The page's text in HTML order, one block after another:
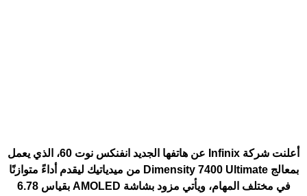
أعلنت شركة Infinix عن هاتفها الجديد انفنكس نوت 60
، الذي يعمل
بمعالج Dimensity 7400 Ultimate من ميدياتيك ليقدم أداءً متوازنًا
في مختلف المهام، ويأتي مزود بشاشة AMOLED بقياس 6.78